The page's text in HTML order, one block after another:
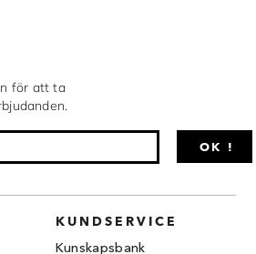
för att ta
OK !
KUNDSERVICE
Kunskapsbank